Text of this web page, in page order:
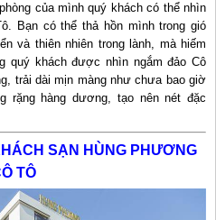
của mình quý khách có thể nhìn
Bạn có thể thả hồn mình trong gió
và thiên nhiên trong lành, mà hiếm
quý khách được nhìn ngắm đảo Cô
trải dài mịn màng như chưa bao giờ
rặng hàng dương, tạo nên nét đặc
SẠN HÙNG PHƯƠNG
TÔ